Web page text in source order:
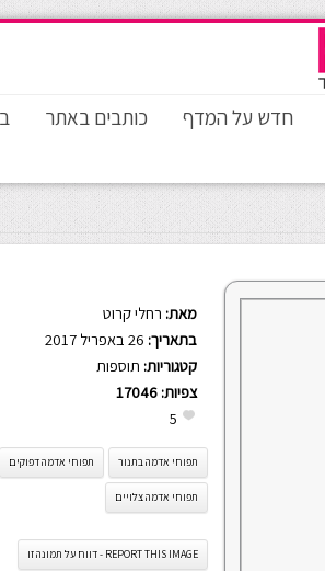
חדש על המדף כותבים באתר
מאת: רחלי קרוט
בתאריך:
קטגוריות: תוספות
צפיות: 17046
5
תפוחי אדמה בתנור תפוחי אדמה דפוקים
תפוחי אדמה צלויים
REPORT THIS IMAGE - דווח על תמונה זו